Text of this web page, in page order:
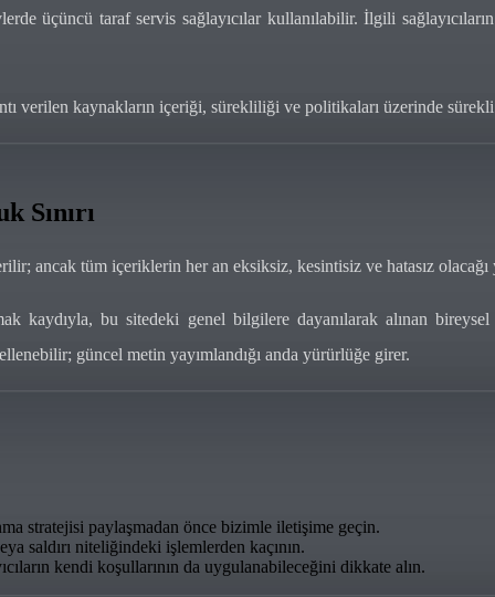
üçüncü taraf servis sağlayıcılar kullanılabilir. İlgili
verilen kaynakların içeriği, sürekliliği ve politikaları üzerinde
Sınırı
ancak tüm içeriklerin her an eksiksiz, kesintisiz ve hatasız
kaydıyla, bu sitedeki genel bilgilere dayanılarak alınan
güncel metin yayımlandığı anda yürürlüğe girer.
stratejisi paylaşmadan önce bizimle iletişime geçin.
saldırı niteliğindeki işlemlerden kaçının.
kendi koşullarının da uygulanabileceğini dikkate alın.